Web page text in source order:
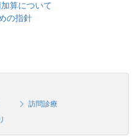
算について
の指針
訪問診療